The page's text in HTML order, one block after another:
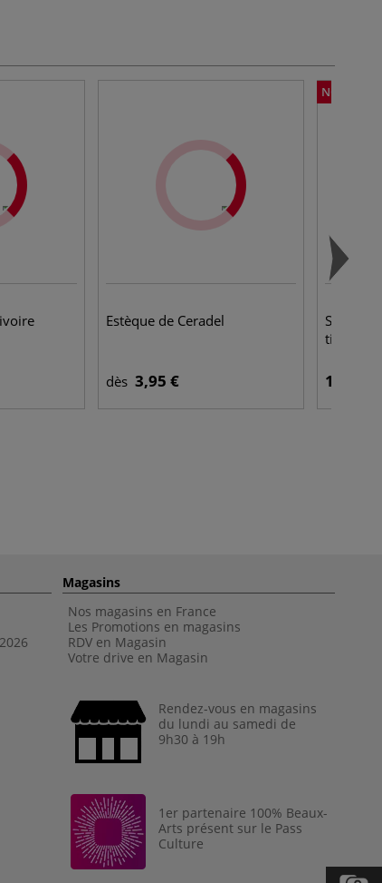
Estèque de Ceradel
dès 3,95 €
NOUVEAU
Socle
tige
19,95 €
6
Magasins
Nos magasins en France
Les Promotions en magasins
RDV en Magasin
Votre drive en Magasin
Rendez-vous en magasins
du lundi au samedi de
9h30 à 19h
1er partenaire 100% Beaux-
Arts présent sur le Pass
Culture